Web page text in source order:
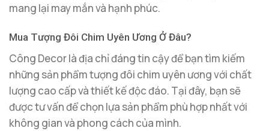
mang lại may mắn và hạnh phúc.
Mua Tượng Đôi Chim Uyên Ương Ở Đâu?
Công Decor là địa chỉ đáng tin cậy để bạn tìm kiếm
những sản phẩm tượng đôi chim uyên ương với chất
lượng cao cấp và thiết kế độc đáo. Tại đây, bạn sẽ
được tư vấn để chọn lựa sản phẩm phù hợp nhất với
không gian và phong cách của mình.